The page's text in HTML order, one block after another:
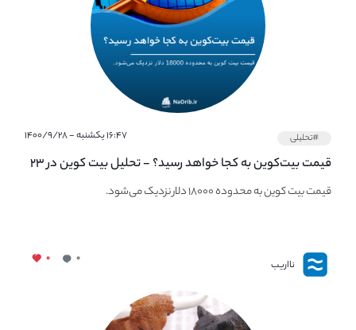
#تحلیلی ۱۶:۴۷ یکشنبه - ۱۴۰۰/۹/۲۸
قیمت بیت‌کوین به کجا خواهد رسید؟ - تحلیل بیت کوین در ۲۳
مهر ماه
قیمت بیت کوین به محدوده ۱۸۰۰۰ دلار نزدیک می‌شود.
نااریب ۰ ۰